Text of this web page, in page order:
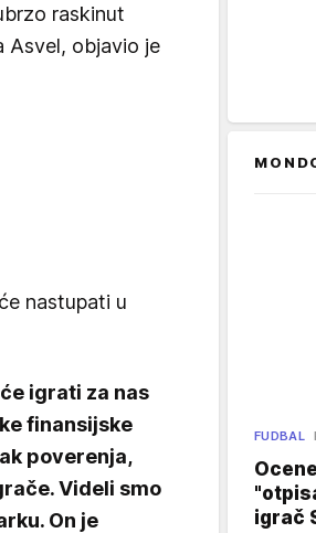
raskinut
Asvel, objavio je
nastupati u
igrati za nas
finansijske
poverenja,
Videli smo
On je
FUDBAL
igrač